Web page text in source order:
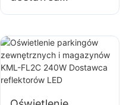
reflektorów LED do
zewnętrznego
ścian i obszarów